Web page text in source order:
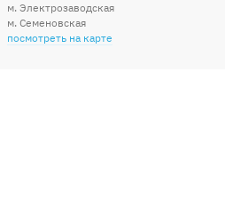
м. Электрозаводская
м. Семеновская
посмотреть на карте